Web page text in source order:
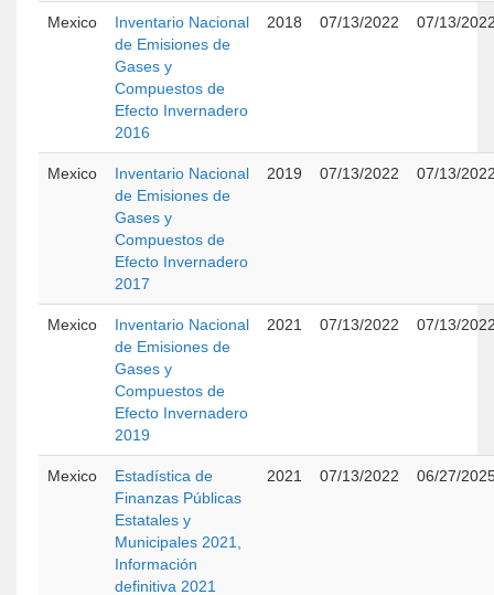
Mexico
Inventario Nacional
de Emisiones de
Gases y
Compuestos de
Efecto Invernadero
2016
2018 07/13/2022 07/13/
Mexico
Inventario Nacional
de Emisiones de
Gases y
Compuestos de
Efecto Invernadero
2017
2019 07/13/2022 07/13/
Mexico
Inventario Nacional
de Emisiones de
Gases y
Compuestos de
Efecto Invernadero
2019
2021 07/13/2022 07/13/
Mexico
Estadística de
Finanzas Públicas
Estatales y
Municipales 2021,
Información
definitiva 2021
2021 07/13/2022 06/27/